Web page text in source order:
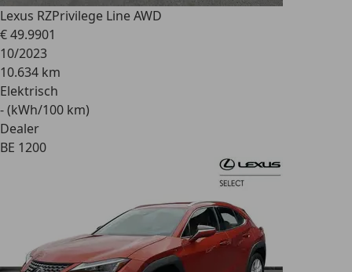
Lexus RZPrivilege Line AWD
€ 49.9901
10/2023
10.634 km
Elektrisch
- (kWh/100 km)
Dealer
BE 1200